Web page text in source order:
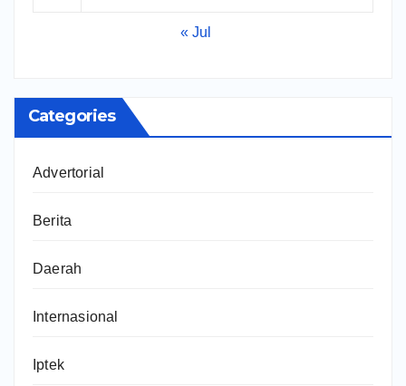
« Jul
Categories
Advertorial
Berita
Daerah
Internasional
Iptek